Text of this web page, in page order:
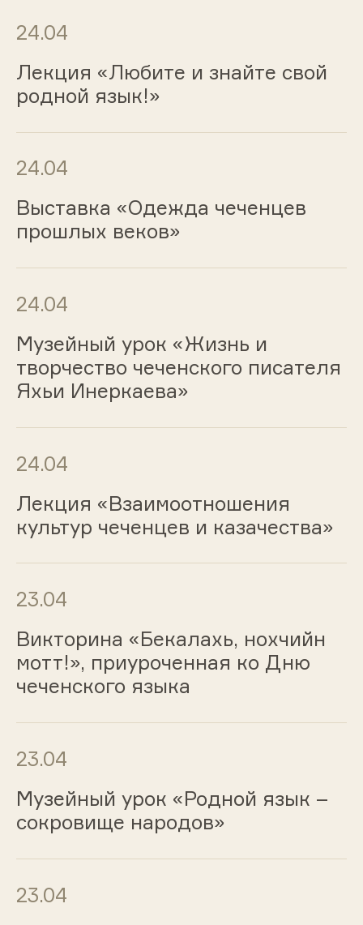
24.04
Лекция «Любите и знайте свой
родной язык!»
24.04
Выставка «Одежда чеченцев
прошлых веков»
24.04
Музейный урок «Жизнь и
творчество чеченского писателя
Яхьи Инеркаева»
24.04
Лекция «Взаимоотношения
культур чеченцев и казачества»
23.04
Викторина «Бекалахь, нохчийн
мотт!», приуроченная ко Дню
чеченского языка
23.04
Музейный урок «Родной язык –
сокровище народов»
23.04